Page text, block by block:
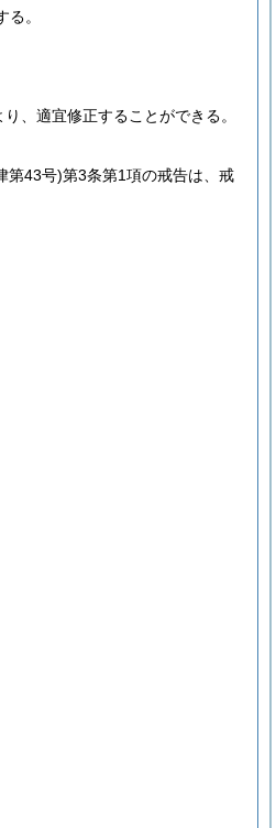
。
、適宜修正することができる。
第43号)第3条第1項の戒告は、戒